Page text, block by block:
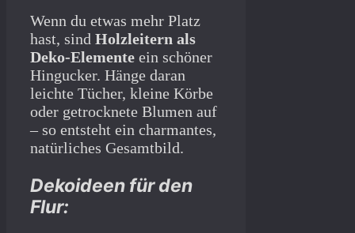
Wenn du etwas mehr Platz
hast, sind Holzleitern als
Deko-Elemente ein schöner
Hingucker. Hänge daran
leichte Tücher, kleine Körbe
oder getrocknete Blumen auf
– so entsteht ein charmantes,
natürliches Gesamtbild.
Dekoideen für den
Flur: